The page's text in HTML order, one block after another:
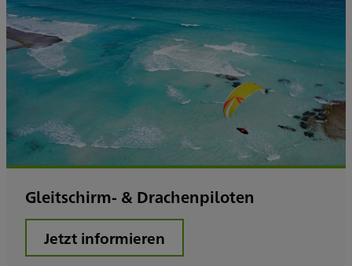
Gleitschirm- & Drachenpiloten
Jetzt informieren